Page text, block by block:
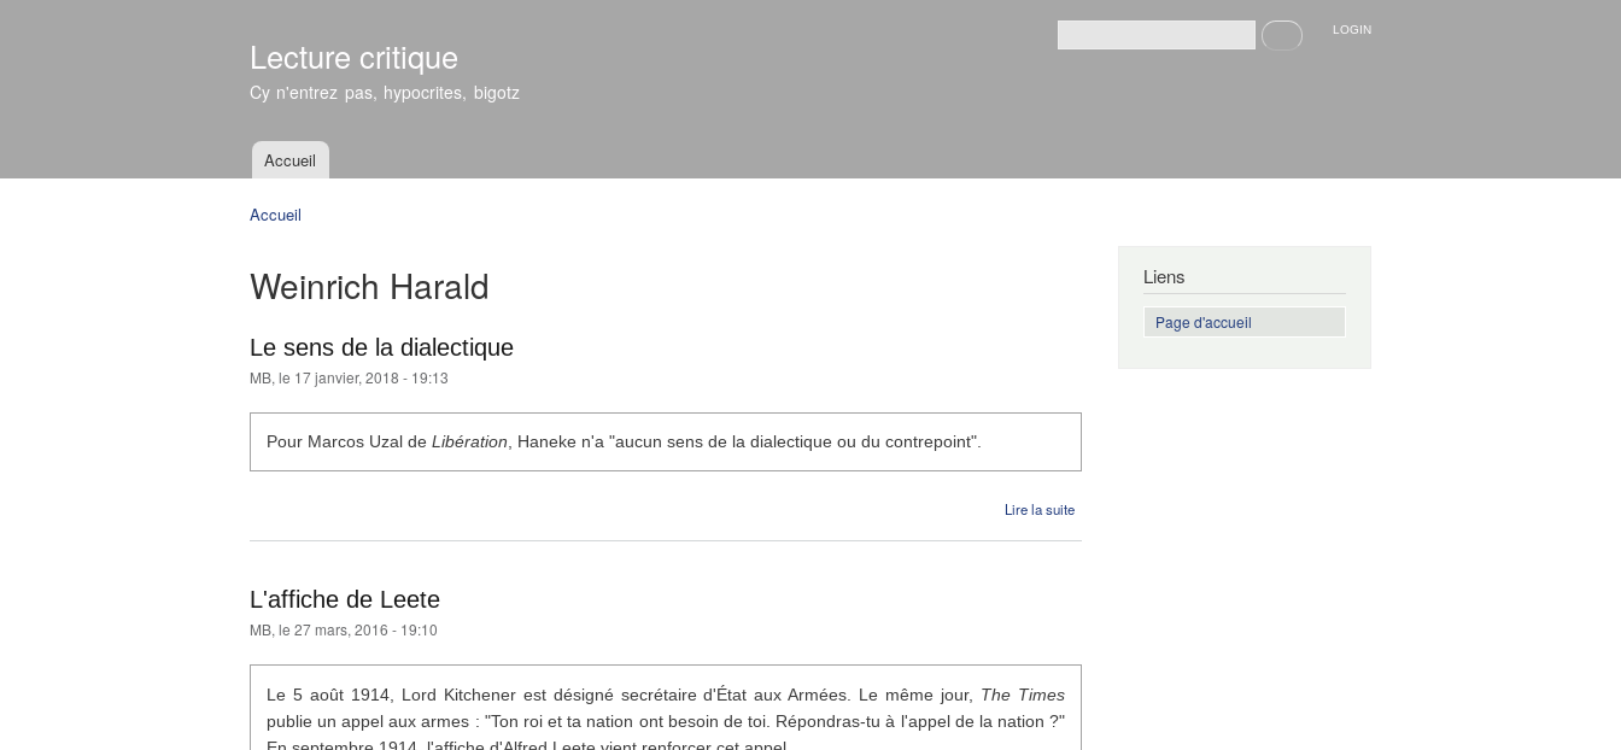
Lecture critique
Cy n'entrez pas, hypocrites, bigotz
Formulaire de recherche
Recherche LOGIN
Menu principal
Accueil
Accueil
Weinrich Harald
Le sens de la dialectique
MB, le 17 janvier, 2018 - 19:13
Pour Marcos Uzal de Libération, Haneke n'a "aucun sens de la dialectique ou du contrepoint".
Lire la suite
dialectique
L'affiche de Leete
MB, le 27 mars, 2016 - 19:10
Le 5 août 1914, Lord Kitchener est désigné secrétaire d'État aux Armées. Le même jour, The Times
publie un appel aux armes : "Ton roi et ta nation ont besoin de toi. Répondras-tu à l'appel de la nation ?"
Liens
Page d'accueil